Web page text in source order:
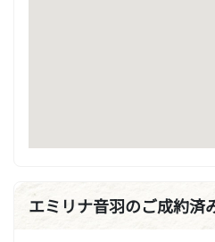
エミリナ音羽のご成約済